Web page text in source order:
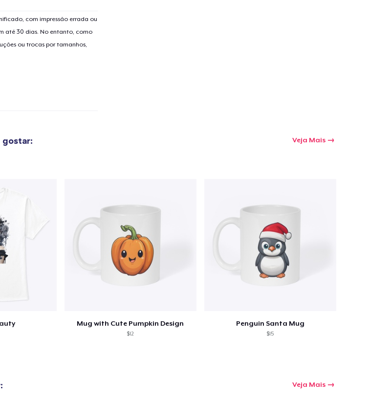
com impressão errada ou
até 30 dias. No entanto, como
ou trocas por tamanhos,
gostar: Veja Mais
Mug with Cute Pumpkin Design
$12
Penguin Santa Mug
$15
Veja Mais
ao
da
Continuar Comprando